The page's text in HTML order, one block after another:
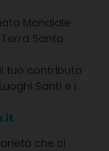
Mondiale
Santa
tuo contributo
Santi e i
che ci